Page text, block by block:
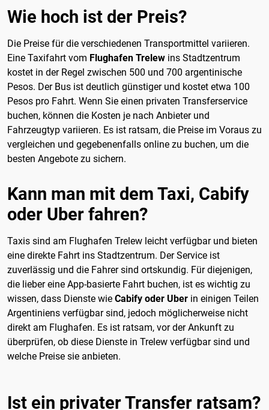
Wie hoch ist der Preis?
Die Preise für die verschiedenen Transportmittel variieren.
Eine Taxifahrt vom Flughafen Trelew ins Stadtzentrum
kostet in der Regel zwischen 500 und 700 argentinische
Pesos. Der Bus ist deutlich günstiger und kostet etwa 100
Pesos pro Fahrt. Wenn Sie einen privaten Transferservice
buchen, können die Kosten je nach Anbieter und
Fahrzeugtyp variieren. Es ist ratsam, die Preise im Voraus zu
vergleichen und gegebenenfalls online zu buchen, um die
besten Angebote zu sichern.
Kann man mit dem Taxi, Cabify
oder Uber fahren?
Taxis sind am Flughafen Trelew leicht verfügbar und bieten
eine direkte Fahrt ins Stadtzentrum. Der Service ist
zuverlässig und die Fahrer sind ortskundig. Für diejenigen,
die lieber eine App-basierte Fahrt buchen, ist es wichtig zu
wissen, dass Dienste wie Cabify oder Uber in einigen Teilen
Argentiniens verfügbar sind, jedoch möglicherweise nicht
direkt am Flughafen. Es ist ratsam, vor der Ankunft zu
überprüfen, ob diese Dienste in Trelew verfügbar sind und
welche Preise sie anbieten.
Ist ein privater Transfer ratsam?